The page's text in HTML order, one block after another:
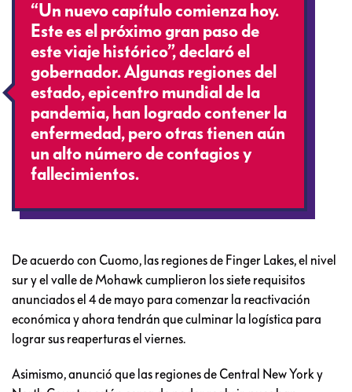
“Un nuevo capítulo comienza hoy.
Este es el próximo gran paso de
este viaje histórico”, declaró el
gobernador. Algunas regiones del
estado, epicentro mundial de la
pandemia, han logrado contener la
enfermedad, pero otras tienen aún
un alto número de contagios y
fallecimientos.
De acuerdo con Cuomo, las regiones de Finger Lakes, el nivel
sur y el valle de Mohawk cumplieron los siete requisitos
anunciados el 4 de mayo para comenzar la reactivación
económica y ahora tendrán que culminar la logística para
lograr sus reaperturas el viernes.
Asimismo, anunció que las regiones de Central New York y